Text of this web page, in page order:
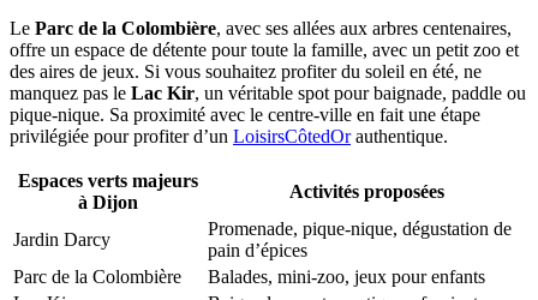
Le Parc de la Colombière, avec ses allées aux arbres centenaires,
offre un espace de détente pour toute la famille, avec un petit zoo et
des aires de jeux. Si vous souhaitez profiter du soleil en été, ne
manquez pas le Lac Kir, un véritable spot pour baignade, paddle ou
pique-nique. Sa proximité avec le centre-ville en fait une étape
privilégiée pour profiter d’un LoisirsCôtedOrauthentique.
Espaces verts majeurs
à Dijon
Activités proposées
Jardin Darcy
Promenade, pique-nique, dégustation de
pain d’épices
Parc de la Colombière
Balades, mini-zoo, jeux pour enfants